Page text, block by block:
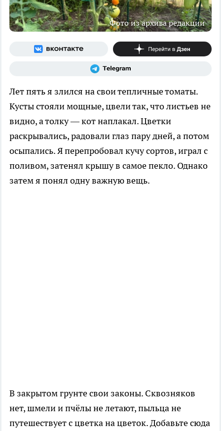
Фото из архива редакции
Лет пять я злился на свои тепличные томаты.
Кусты стояли мощные, цвели так, что листьев не
видно, а толку — кот наплакал. Цветки
раскрывались, радовали глаз пару дней, а потом
осыпались. Я перепробовал кучу сортов, играл с
поливом, затенял крышу в самое пекло. Однако
затем я понял одну важную вещь.
В закрытом грунте свои законы. Сквозняков
нет, шмели и пчёлы не летают, пыльца не
путешествует с цветка на цветок. Добавьте сюда